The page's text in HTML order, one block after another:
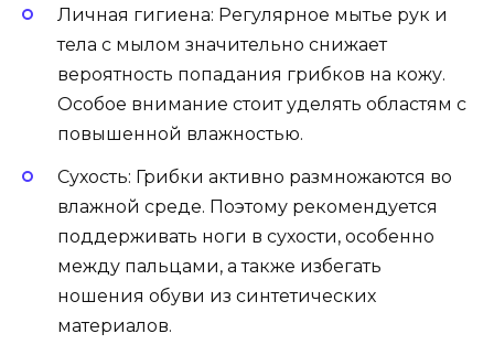
Личная гигиена: Регулярное мытье рук и
тела с мылом значительно снижает
вероятность попадания грибков на кожу.
Особое внимание стоит уделять областям с
повышенной влажностью.
Сухость: Грибки активно размножаются во
влажной среде. Поэтому рекомендуется
поддерживать ноги в сухости, особенно
между пальцами, а также избегать
ношения обуви из синтетических
материалов.